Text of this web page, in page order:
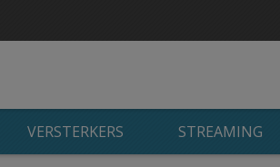
VERSTERKERS STREAMING